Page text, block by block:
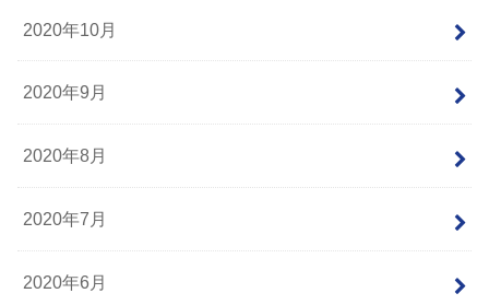
2020年10月
2020年9月
2020年8月
2020年7月
2020年6月